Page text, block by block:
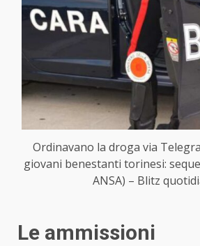
Ordinavano la droga via
giovani benestanti torinesi:
ANSA) – Blitz
Le ammissioni